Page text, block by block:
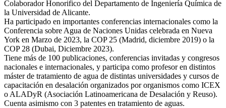
Colaborador Honorifico del Departamento de Ingeniería Química de
la Universidad de Alicante.
Ha participado en importantes conferencias internacionales como la
Conferencia sobre Agua de Naciones Unidas celebrada en Nueva
York en Marzo de 2023, la COP 25 (Madrid, diciembre 2019) o la
COP 28 (Dubai, Diciembre 2023).
Tiene más de 100 publicaciones, conferencias invitadas y congresos
nacionales e internacionales, y participa como profesor en distintos
máster de tratamiento de agua de distintas universidades y cursos de
capacitación en desalación organizados por organismos como ICEX
o ALADyR (Asociación Latinoamericana de Desalación y Reuso).
Cuenta asimismo con 3 patentes en tratamiento de aguas.